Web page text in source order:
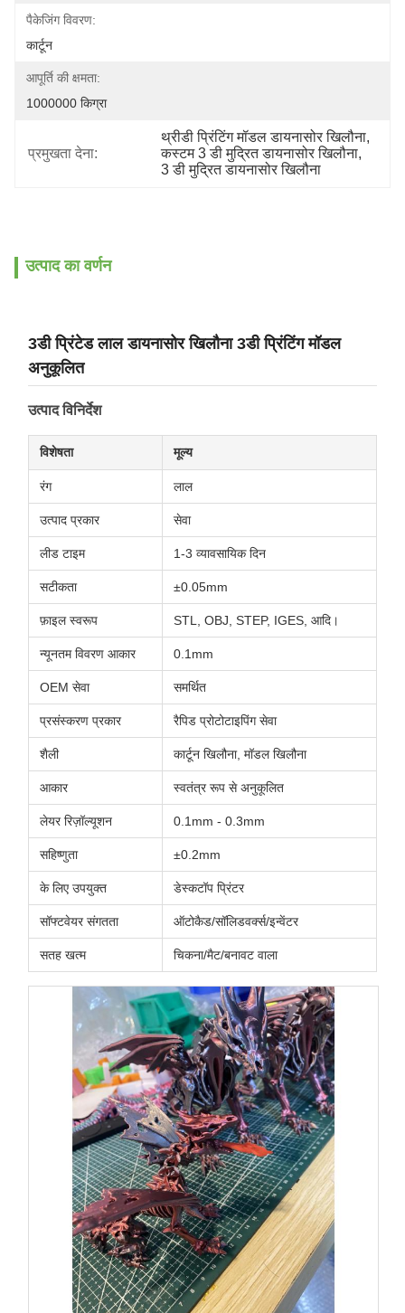
पैकेजिंग विवरण:
कार्टून
आपूर्ति की क्षमता:
1000000 किग्रा
प्रमुखता देना:
थ्रीडी प्रिंटिंग मॉडल डायनासोर खिलौना,
कस्टम 3 डी मुद्रित डायनासोर खिलौना,
3 डी मुद्रित डायनासोर खिलौना
उत्पाद का वर्णन
3डी प्रिंटेड लाल डायनासोर खिलौना 3डी प्रिंटिंग मॉडल
अनुकूलित
उत्पाद विनिर्देश
विशेषता मूल्य
रंग लाल
उत्पाद प्रकार सेवा
लीड टाइम 1-3 व्यावसायिक दिन
सटीकता ±0.05mm
फ़ाइल स्वरूप STL, OBJ, STEP, IGES, आदि।
न्यूनतम विवरण आकार 0.1mm
OEM सेवा समर्थित
प्रसंस्करण प्रकार रैपिड प्रोटोटाइपिंग सेवा
शैली कार्टून खिलौना, मॉडल खिलौना
आकार स्वतंत्र रूप से अनुकूलित
लेयर रिज़ॉल्यूशन 0.1mm - 0.3mm
सहिष्णुता ±0.2mm
के लिए उपयुक्त डेस्कटॉप प्रिंटर
सॉफ्टवेयर संगतता ऑटोकैड/सॉलिडवर्क्स/इन्वेंटर
सतह खत्म चिकना/मैट/बनावट वाला